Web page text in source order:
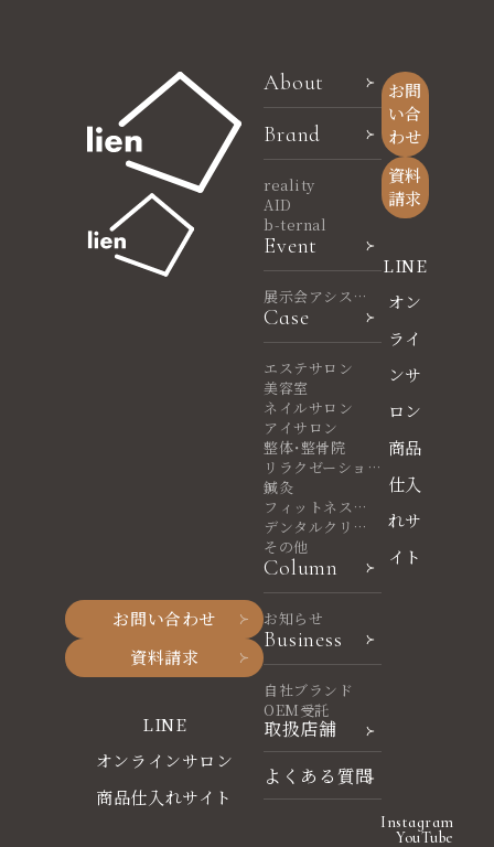
お問い合わせ
資料請求
LINE
オンラインサロン
商品仕入れサイト
About
Brand
reality
AID
b-ternal
Event
展示会アシスタ
ント
Case
エステサロン
美容室
ネイルサロン
アイサロン
整体・整骨院
リラクゼーショ
ンサロン
鍼灸
フィットネスヨ
ガ
デンタルクリニ
ック
その他
Column
お知らせ
Business
自社ブランド
OEM受託
取扱店舗
よくある質問
お問
い合
わせ
資料
請求
LINE
オン
ライ
ンサ
ロン
商品
仕入
れサ
イト
Instagram
YouTube